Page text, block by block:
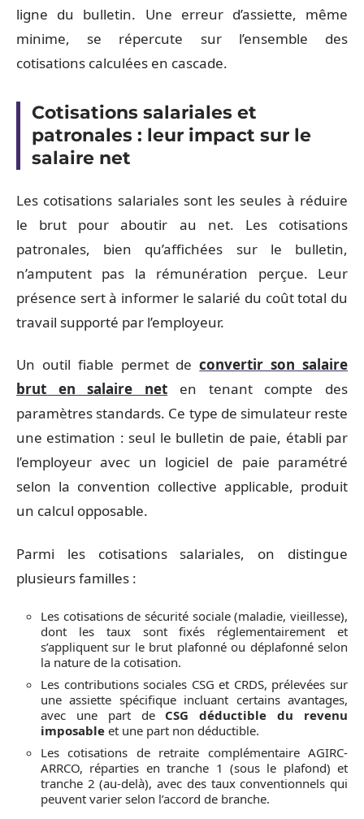
ligne du bulletin. Une erreur d’assiette, même
minime, se répercute sur l’ensemble des
cotisations calculées en cascade.
Cotisations salariales et
patronales : leur impact sur le
salaire net
Les cotisations salariales sont les seules à réduire
le brut pour aboutir au net. Les cotisations
patronales, bien qu’affichées sur le bulletin,
n’amputent pas la rémunération perçue. Leur
présence sert à informer le salarié du coût total du
travail supporté par l’employeur.
Un outil fiable permet deconvertir son salaire
brut en salaire net en tenant compte des
paramètres standards. Ce type de simulateur reste
une estimation : seul le bulletin de paie, établi par
l’employeur avec un logiciel de paie paramétré
selon la convention collective applicable, produit
un calcul opposable.
Parmi les cotisations salariales, on distingue
plusieurs familles :
Les cotisations de sécurité sociale (maladie, vieillesse),
dont les taux sont fixés réglementairement et
s’appliquent sur le brut plafonné ou déplafonné selon
la nature de la cotisation.
Les contributions sociales CSG et CRDS, prélevées sur
une assiette spécifique incluant certains avantages,
avec une part de CSG déductible du revenu
imposable et une part non déductible.
Les cotisations de retraite complémentaire AGIRC-
ARRCO, réparties en tranche 1 (sous le plafond) et
tranche 2 (au-delà), avec des taux conventionnels qui
peuvent varier selon l’accord de branche.